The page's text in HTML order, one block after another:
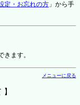
定・お忘れの方 」から手
きます。
メニューに戻る